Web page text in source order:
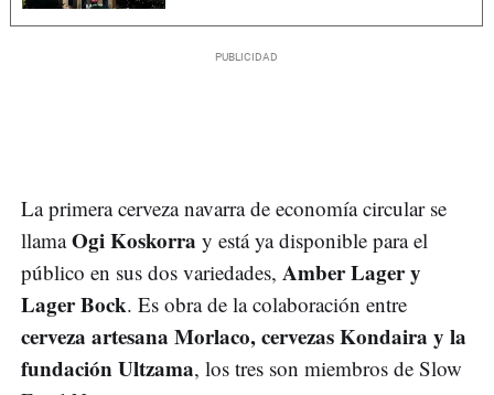
La primera cerveza navarra de economía circular se
llamaOgi Koskorra y está ya disponible para el
público en sus dos variedades, Amber Lager y
Lager Bock. Es obra de la colaboración entre
cerveza artesana Morlaco, cervezas Kondaira y la
fundación Ultzama, los tres son miembros de Slow